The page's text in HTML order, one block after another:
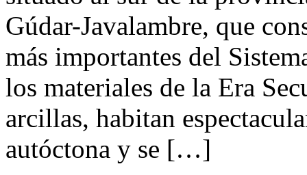
Gúdar-Javalambre, que
más importantes del
los materiales de la Era
arcillas, habitan
autóctona y se […]